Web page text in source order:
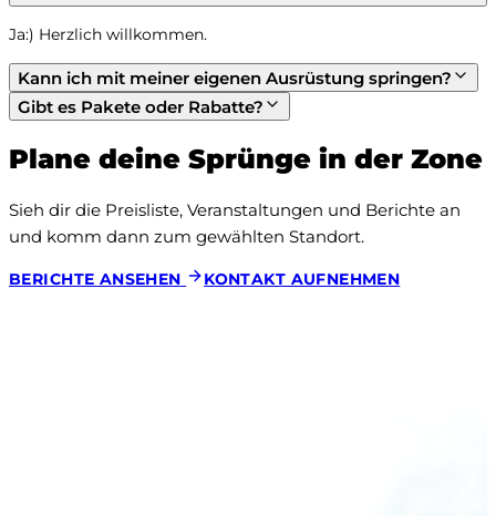
Ja:) Herzlich willkommen.
Kann ich mit meiner eigenen Ausrüstung springen?
Gibt es Pakete oder Rabatte?
Plane deine Sprünge in der Zone
Sieh dir die Preisliste, Veranstaltungen und Berichte an
und komm dann zum gewählten Standort.
BERICHTE ANSEHEN KONTAKT AUFNEHMEN